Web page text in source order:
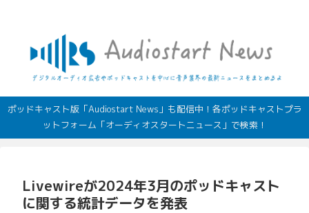
ポッドキャスト版「Audiostart News」も配信中！各ポッドキャストプラ
ットフォーム「オーディオスタートニュース」で検索！
Livewireが2024年3月のポッドキャスト
に関する統計データを発表